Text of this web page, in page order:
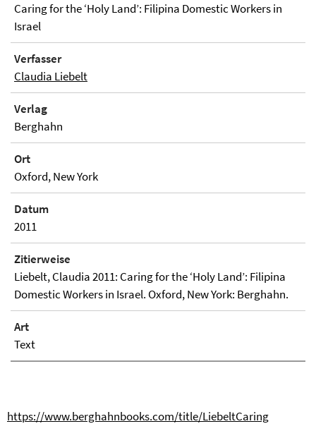
Caring for the ‘Holy Land’: Filipina Domestic Workers in
Israel
Verfasser
Claudia Liebelt
Verlag
Berghahn
Ort
Oxford, New York
Datum
2011
Zitierweise
Liebelt, Claudia 2011: Caring for the ‘Holy Land’: Filipina
Domestic Workers in Israel. Oxford, New York: Berghahn.
Art
Text
https://www.berghahnbooks.com/title/LiebeltCaring